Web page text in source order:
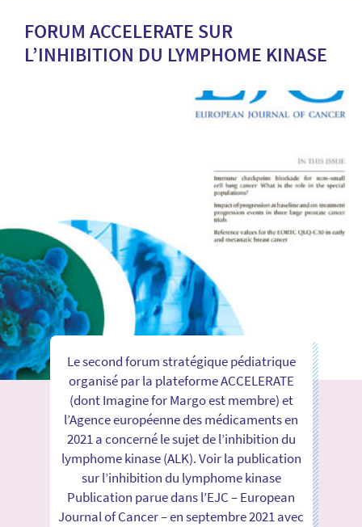
FORUM ACCELERATE SUR
L’INHIBITION DU LYMPHOME KINASE
Le second forum stratégique pédiatrique
organisé par la plateforme ACCELERATE
(dont Imagine for Margo est membre) et
l’Agence européenne des médicaments en
2021 a concerné le sujet de l’inhibition du
lymphome kinase (ALK). Voir la publication
sur l’inhibition du lymphome kinase
Publication parue dans l’EJC – European
Journal of Cancer – en septembre 2021 avec